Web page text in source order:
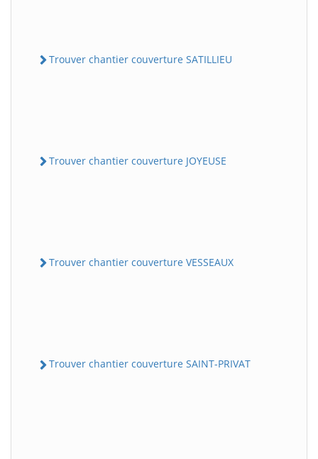
Trouver chantier couverture SATILLIEU
Trouver chantier couverture JOYEUSE
Trouver chantier couverture VESSEAUX
Trouver chantier couverture SAINT-PRIVAT